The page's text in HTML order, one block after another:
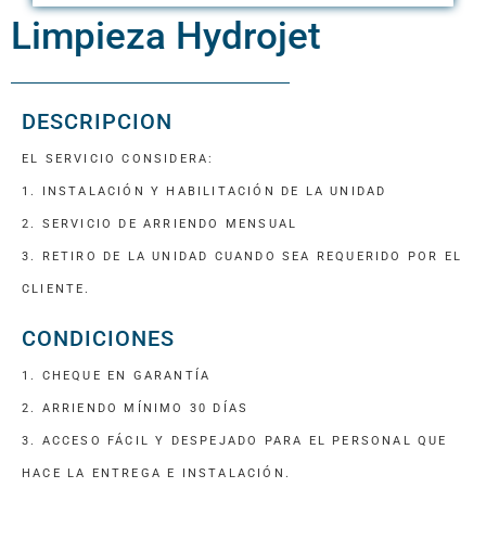
Limpieza Hydrojet
DESCRIPCION
EL SERVICIO CONSIDERA:
1. INSTALACIÓN Y HABILITACIÓN DE LA UNIDAD
2. SERVICIO DE ARRIENDO MENSUAL
3. RETIRO DE LA UNIDAD CUANDO SEA REQUERIDO POR EL
CLIENTE.
CONDICIONES
1. CHEQUE EN GARANTÍA
2. ARRIENDO MÍNIMO 30 DÍAS
3. ACCESO FÁCIL Y DESPEJADO PARA EL PERSONAL QUE
HACE LA ENTREGA E INSTALACIÓN.